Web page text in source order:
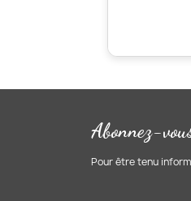
Abonnez-
Pour être tenu